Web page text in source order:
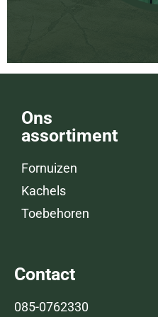
Ons
assortiment
Fornuizen
Kachels
Toebehoren
Contact
085-0762330